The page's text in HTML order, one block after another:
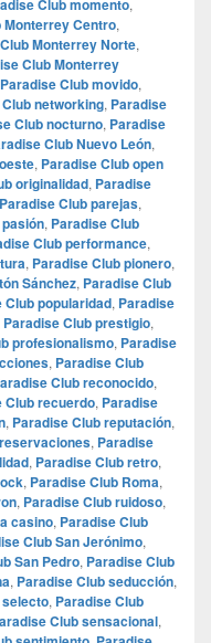
Club momento,
Monterrey Centro,
Monterrey Norte,
Club Monterrey
Paradise Club movido,
networking, Paradise
Club nocturno, Paradise
Club Nuevo León,
, Paradise Club open
originalidad, Paradise
Paradise Club parejas,
, Paradise Club
Club performance,
, Paradise Club pionero,
Sánchez, Paradise Club
Club popularidad, Paradise
Paradise Club prestigio,
profesionalismo, Paradise
, Paradise Club
Club reconocido,
Club recuerdo, Paradise
, Paradise Club reputación,
, Paradise
, Paradise Club retro,
, Paradise Club Roma,
, Paradise Club ruidoso,
casino, Paradise Club
Club San Jerónimo,
San Pedro, Paradise Club
, Paradise Club seducción,
selecto, Paradise Club
Club sensacional,